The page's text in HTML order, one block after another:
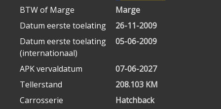
BTW of Marge
Marge
Datum eerste toelating
26-11-2009
Datum eerste toelating
(internationaal)
05-06-2009
APK vervaldatum
07-06-2027
Tellerstand
208.103 KM
Carrosserie
Hatchback